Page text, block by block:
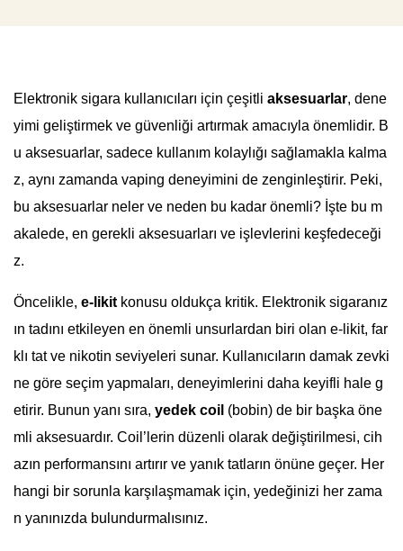
Elektronik sigara kullanıcıları için çeşitli aksesuarlar, dene
yimi geliştirmek ve güvenliği artırmak amacıyla önemlidir. B
u aksesuarlar, sadece kullanım kolaylığı sağlamakla kalma
z, aynı zamanda vaping deneyimini de zenginleştirir. Peki,
bu aksesuarlar neler ve neden bu kadar önemli? İşte bu m
akalede, en gerekli aksesuarları ve işlevlerini keşfedeceği
z.
Öncelikle, e-likit konusu oldukça kritik. Elektronik sigaranız
ın tadını etkileyen en önemli unsurlardan biri olan e-likit, far
klı tat ve nikotin seviyeleri sunar. Kullanıcıların damak zevki
ne göre seçim yapmaları, deneyimlerini daha keyifli hale g
etirir. Bunun yanı sıra, yedek coil (bobin) de bir başka öne
mli aksesuardır. Coil’lerin düzenli olarak değiştirilmesi, cih
azın performansını artırır ve yanık tatların önüne geçer. Her
hangi bir sorunla karşılaşmamak için, yedeğinizi her zama
n yanınızda bulundurmalısınız.